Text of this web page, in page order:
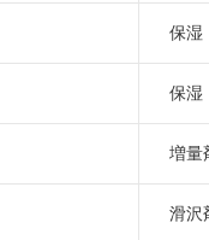
保湿
保湿
増量
滑沢